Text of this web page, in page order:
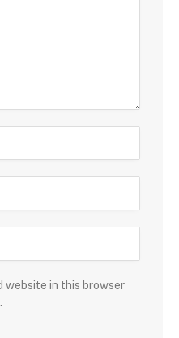
website in this browser